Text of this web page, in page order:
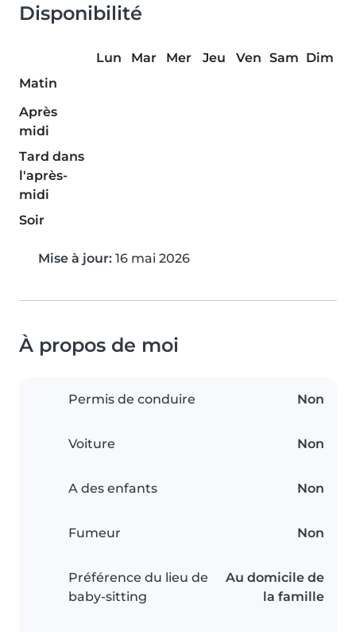
Disponibilité
Lun Mar Mer Jeu Ven Sam Dim
Matin
Après
midi
Tard dans
l'après-
midi
Soir
Mise à jour: 16 mai 2026
À propos de moi
Permis de conduire Non
Voiture Non
A des enfants Non
Fumeur Non
Préférence du lieu de
baby-sitting
Au domicile de
la famille